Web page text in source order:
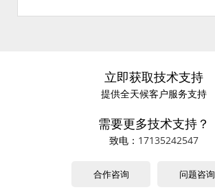
立即获取技术支持
提供全天候客户服务支持
需要更多技术支持？
致电： 17135242547
合作咨询 问题咨询